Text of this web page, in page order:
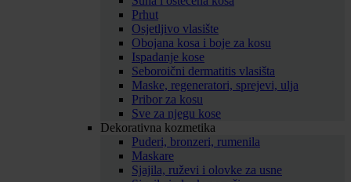
Prhut
Osjetljivo vlasište
Obojana kosa i boje za kosu
Ispadanje kose
Seboroični dermatitis vlasišta
Maske, regeneratori, sprejevi, ulja
Pribor za kosu
Sve za njegu kose
Dekorativna kozmetika
Puderi, bronzeri, rumenila
Maskare
Sjajila, ruževi i olovke za usne